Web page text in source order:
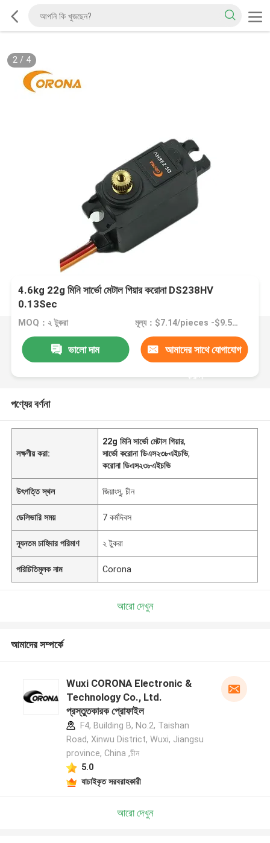
2/ 4
4.6kg 22g মিনি সার্ভো মেটাল গিয়ার করোনা DS238HV
0.13Sec
MOQ：২ টুকরা মূল্য：$7.14/pieces -$9.52 pieces
ভালো দাম আমাদের সাথে যোগাযোগ
করুন
পণ্যের বর্ণনা
লক্ষণীয় করা:
22g মিনি সার্ভো মেটাল গিয়ার,
সার্ভো করোনা ডিএস২৩৮এইচভি,
করোনা ডিএস২৩৮এইচভি
উৎপত্তি স্থল জিয়াংসু, চীন
ডেলিভারি সময় 7 কর্মদিবস
ন্যূনতম চাহিদার পরিমাণ ২ টুকরা
পরিচিতিমুলক নাম Corona
আরো দেখুন
আমাদের সম্পর্কে
Wuxi CORONA Electronic &
Technology Co., Ltd.
প্রস্তুতকারক প্রোফাইল
F4, Building B, No.2, Taishan
Road, Xinwu District, Wuxi, Jiangsu
province, China ,চীন
5.0
যাচাইকৃত সরবরাহকারী
আরো দেখুন